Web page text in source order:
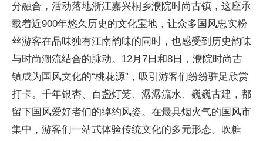
分融合，活动落地浙江嘉兴桐乡濮院时尚古镇，这座承
载着近900年悠久历史的文化宝地，让众多国风忠实粉
丝游客在品味独有江南韵味的同时，也感受到历史韵味
与时尚潮流结合的脉动。12月7日和8日，濮院时尚古
镇成为国风文化的“桃花源”，吸引游客们纷纷驻足欣赏
打卡。千年银杏、百盏灯笼、潺潺流水、巍巍古建，都
留下国风爱好者们的绰约风姿。在最具烟火气的国风市
集中，游客们一站式体验传统文化的多元形态。吹糖